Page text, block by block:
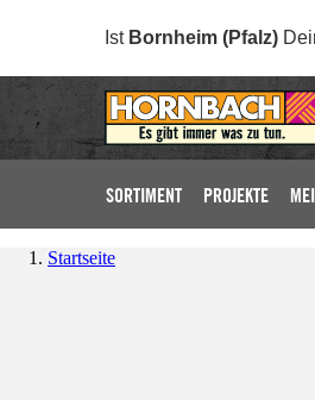
Ist Bornheim (Pfalz)
SORTIMENT PROJEKTE
Startseite